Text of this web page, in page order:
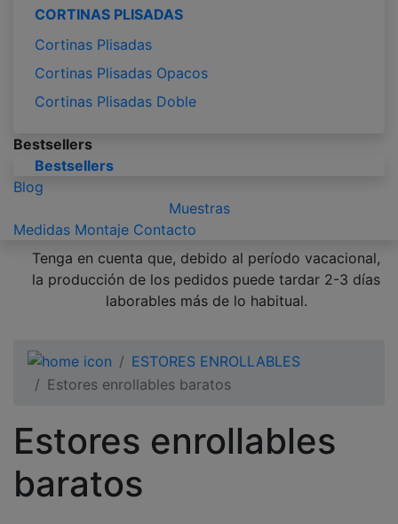
CORTINAS PLISADAS
Cortinas Plisadas
Cortinas Plisadas Opacos
Cortinas Plisadas Doble
Bestsellers
Bestsellers
Blog
Muestras
Medidas Montaje Contacto
Tenga en cuenta que, debido al período vacacional,
la producción de los pedidos puede tardar 2-3 días
laborables más de lo habitual.
ESTORES ENROLLABLES
Estores enrollables baratos
Estores enrollables
baratos